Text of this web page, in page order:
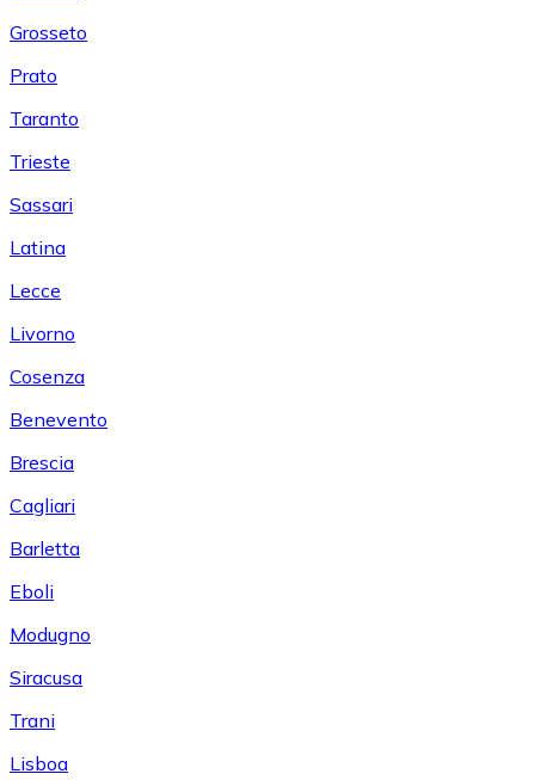
Grosseto
Prato
Taranto
Trieste
Sassari
Latina
Lecce
Livorno
Cosenza
Benevento
Brescia
Cagliari
Barletta
Eboli
Modugno
Siracusa
Trani
Lisboa